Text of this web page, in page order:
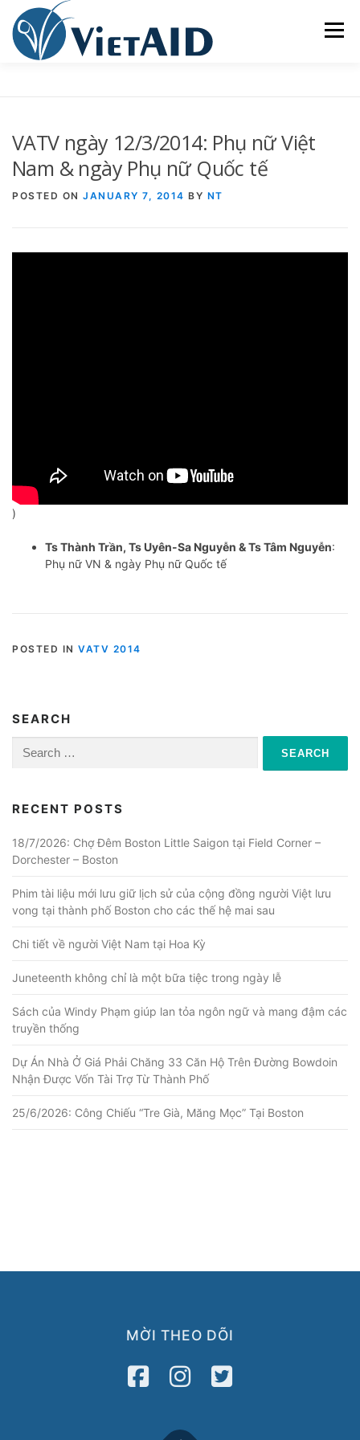
content
Menu
TRUNG TÂM CỘNG ĐỒNG SINH HOẠT
VATV ngày 12/3/2014: Phụ nữ Việt
Nam & ngày Phụ nữ Quốc tế
POSTED ON JANUARY 7, 2014 BY NT
)
Ts Thành Trần, Ts Uyên-Sa Nguyễn & Ts Tâm Nguyễn:
Phụ nữ VN & ngày Phụ nữ Quốc tế
POSTED IN VATV 2014
SEARCH
for:
RECENT POSTS
18/7/2026: Chợ Đêm Boston Little Saigon tại Field Corner –
Dorchester – Boston
Phim tài liệu mới lưu giữ lịch sử của cộng đồng người Việt lưu
vong tại thành phố Boston cho các thế hệ mai sau
Chi tiết về người Việt Nam tại Hoa Kỳ
Juneteenth không chỉ là một bữa tiệc trong ngày lễ
Sách của Windy Phạm giúp lan tỏa ngôn ngữ và mang đậm các
truyền thống
Dự Án Nhà Ở Giá Phải Chăng 33 Căn Hộ Trên Đường Bowdoin
Nhận Được Vốn Tài Trợ Từ Thành Phố
25/6/2026: Công Chiếu “Tre Già, Măng Mọc” Tại Boston
MỜI THEO DÕI